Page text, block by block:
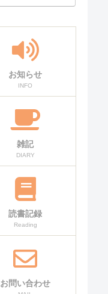
お知らせ
INFO
雑記
DIARY
読書記録
Reading
お問い合わせ